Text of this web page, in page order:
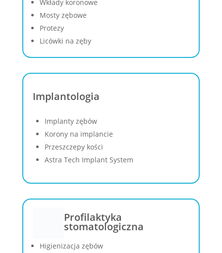
Wkłady koronowe
Mosty zębowe
Protezy
Licówki na zęby
Implantologia
Implanty zębów
Korony na implancie
Przeszczepy kości
Astra Tech Implant System
Profilaktyka
stomatologiczna
Higienizacja zębów